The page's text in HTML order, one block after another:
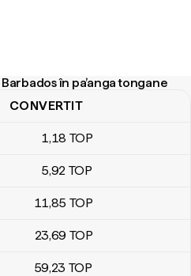
în pa’anga tongane
în pa’anga tongane
CONVERTIT
1,18 TOP
5,92 TOP
11,85 TOP
23,69 TOP
59,23 TOP